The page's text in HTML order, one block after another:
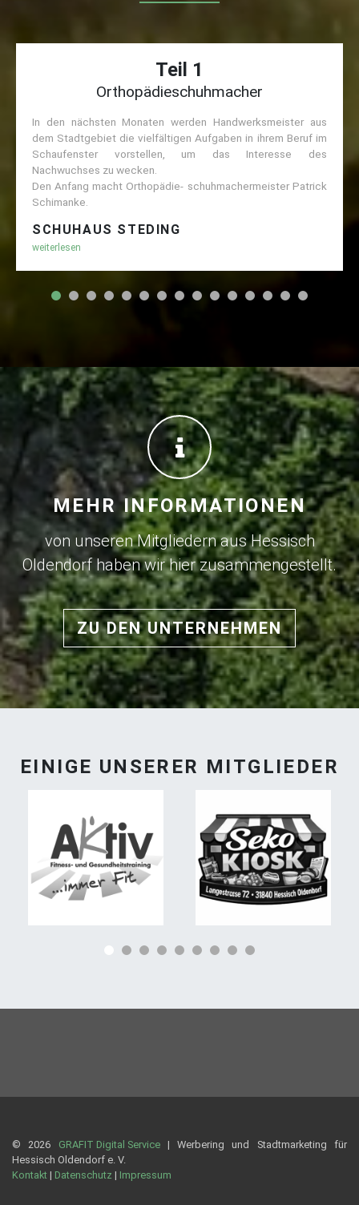
Teil 1
Orthopädieschuhmacher
In den nächsten Monaten werden Handwerksmeister aus
dem Stadtgebiet die vielfältigen Aufgaben in ihrem Beruf im
Schaufenster vorstellen, um das Interesse des
Nachwuchses zu wecken.
Den Anfang macht Orthopädie- schuhmachermeister Patrick
Schimanke.
SCHUHAUS STEDING
weiterlesen
MEHR INFORMATIONEN
von unseren Mitgliedern aus Hessisch
Oldendorf haben wir hier zusammengestellt.
ZU DEN UNTERNEHMEN
EINIGE UNSERER MITGLIEDER
© 2026 GRAFIT Digital Service| Werbering und Stadtmarketing für
Hessisch Oldendorf e. V.
Kontakt | Datenschutz | Impressum